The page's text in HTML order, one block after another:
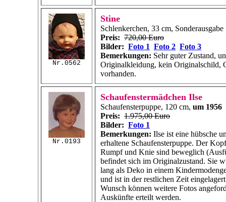
Nr.0562
Stine
Schlenkerchen, 33 cm, Sonderausgabe
Preis: 720,00 Euro
Bilder: Foto 1 Foto 2 Foto 3
Bemerkungen: Sehr guter Zustand,
Originalkleidung, kein Originalschild,
vorhanden.
Nr.0193
Schaufenstermädchen Ilse
Schaufensterpuppe, 120 cm, um 1956
Preis: 1.975,00 Euro
Bilder: Foto 1
Bemerkungen: Ilse ist eine hübsche
erhaltene Schaufensterpuppe. Der
Rumpf und Knie sind beweglich
befindet sich im Originalzustand. Sie
lang als Deko in einem
und ist in der restlichen Zeit
Wunsch können weitere Fotos
Auskünfte erteilt werden.